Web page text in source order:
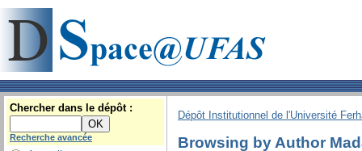
Chercher dans le dépôt :
Recherche avancée
Dépôt Institutionnel de l'Université
Browsing by Author